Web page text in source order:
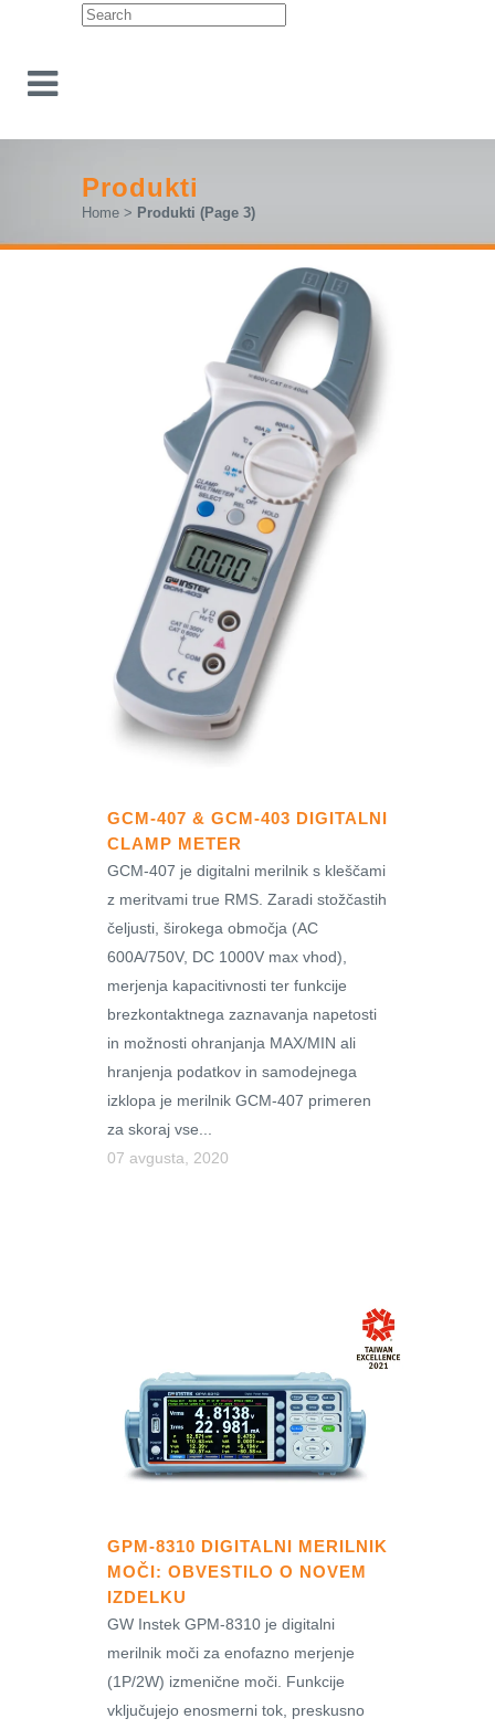
Produkti
Home > Produkti (Page 3)
GCM-407 & GCM-403 DIGITALNI
CLAMP METER
GCM-407 je digitalni merilnik s kleščami
z meritvami true RMS. Zaradi stožčastih
čeljusti, širokega območja (AC
600A/750V, DC 1000V max vhod),
merjenja kapacitivnosti ter funkcije
brezkontaktnega zaznavanja napetosti
in možnosti ohranjanja MAX/MIN ali
hranjenja podatkov in samodejnega
izklopa je merilnik GCM-407 primeren
za skoraj vse...
07 avgusta, 2020
GPM-8310 DIGITALNI MERILNIK
MOČI: OBVESTILO O NOVEM
IZDELKU
GW Instek GPM-8310 je digitalni
merilnik moči za enofazno merjenje
(1P/2W) izmenične moči. Funkcije
vključujejo enosmerni tok, preskusno